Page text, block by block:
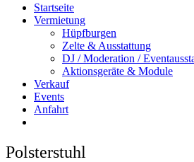
Startseite
Vermietung
Hüpfburgen
Zelte & Ausstattung
DJ / Moderation /
Aktionsgeräte & Module
Verkauf
Events
Anfahrt
Polsterstuhl